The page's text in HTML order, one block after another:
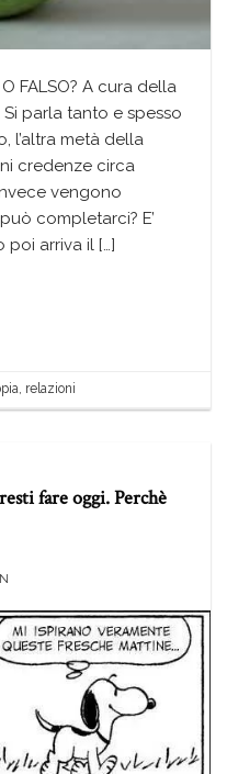
O FALSO? A cura della
Si parla tanto e spesso
l’altra metà della
credenze circa
vengono
completarci? E’
arriva il […]
, relazioni
fare oggi. Perchè